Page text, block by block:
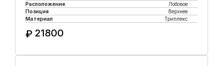
Расположение
Лобовое
Позиция
Верхнее
Материал
Триплекс
₽ 21800